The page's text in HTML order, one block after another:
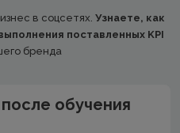
в соцсетях. Узнаете, как
поставленных KPI
бренда
обучения